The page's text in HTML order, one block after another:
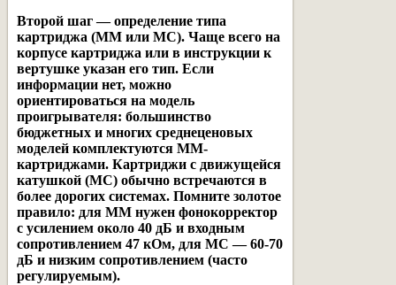
Второй шаг —определение типа
картриджа (MM или MC). Чаще всего на
корпусе картриджа или в инструкции к
вертушке указан его тип. Если
информации нет, можно
ориентироваться на модель
проигрывателя: большинство
бюджетных и многих среднеценовых
моделей комплектуются MM-
картриджами. Картриджи с движущейся
катушкой (MC) обычно встречаются в
более дорогих системах. Помните золотое
правило: для MM нужен фонокорректор
с усилением около 40 дБ и входным
сопротивлением 47 кОм, для MC — 60-70
дБ и низким сопротивлением (часто
регулируемым).